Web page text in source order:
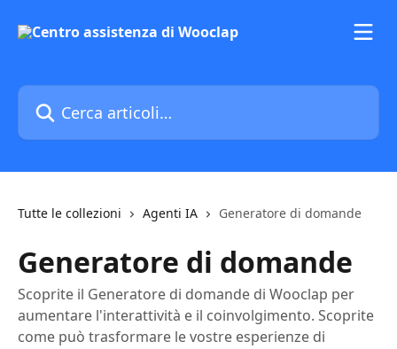
Cerca articoli…
Tutte le collezioni Agenti IA Generatore di domande
Generatore di domande
Scoprite il Generatore di domande di Wooclap per
aumentare l'interattività e il coinvolgimento. Scoprite
come può trasformare le vostre esperienze di